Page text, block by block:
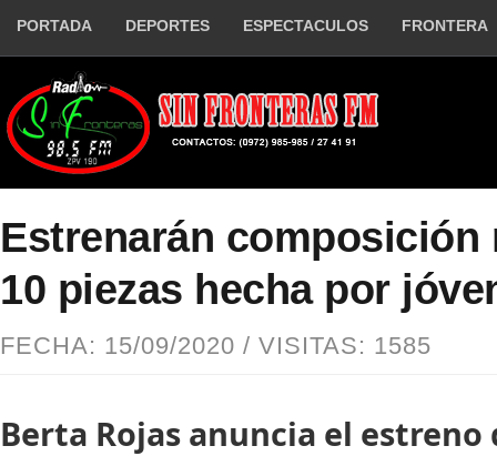
PORTADA DEPORTES ESPECTACULOS FRONTERA
Estrenarán composición
10 piezas hecha por
FECHA: 15/09/2020 / VISITAS: 1585
Berta Rojas anuncia el